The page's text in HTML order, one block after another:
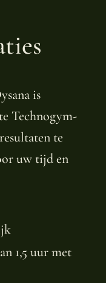
is
Technogym-
te
uw tijd en
1,5 uur met